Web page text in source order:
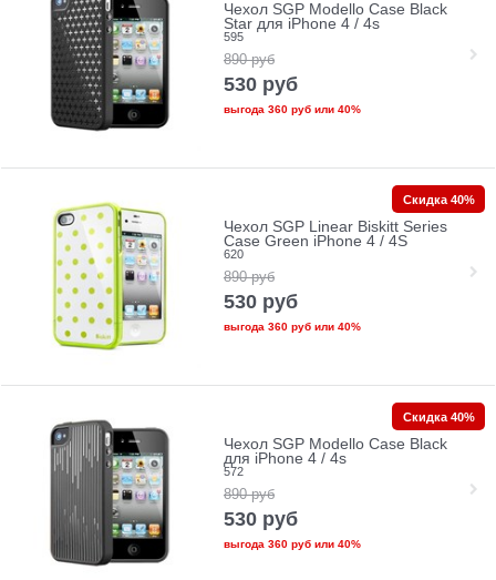
Чехол SGP Modello Case Black
Star для iPhone 4 / 4s
595
890 руб
530 руб
выгода 360 рубили 40%
Чехол SGP Linear Biskitt Series
Case Green iPhone 4 / 4S
620
890 руб
530 руб
выгода 360 рубили 40%
Скидка 40%
Чехол SGP Modello Case Black
для iPhone 4 / 4s
572
890 руб
530 руб
выгода 360 рубили 40%
Скидка 40%